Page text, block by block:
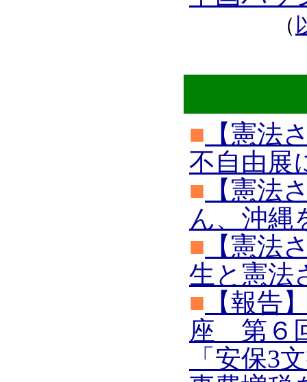
（
■ 【憲法
不自由展
■ 【憲法
ん、沖縄
■ 【憲法
生と憲法
■ 【報告
座 第６
「安保3